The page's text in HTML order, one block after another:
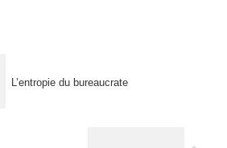
L’entropie du bureaucrate